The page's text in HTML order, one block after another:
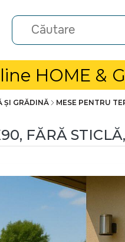
HOME &
ȘI GRĂDINĂ MESE PENTRU
FĂRĂ